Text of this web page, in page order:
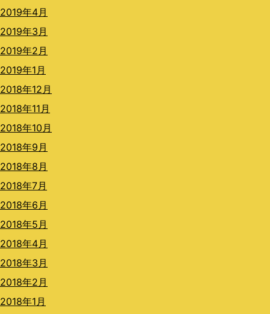
2019年4月
2019年3月
2019年2月
2019年1月
2018年12月
2018年11月
2018年10月
2018年9月
2018年8月
2018年7月
2018年6月
2018年5月
2018年4月
2018年3月
2018年2月
2018年1月